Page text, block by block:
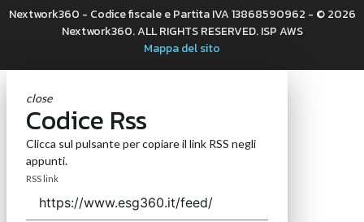
Nextwork360 - Codice fiscale e Partita IVA 13868590962 - © 2026
Nextwork360. ALL RIGHTS RESERVED. ISP AWS
Mappa del sito
close
Codice Rss
Clicca sul pulsante per copiare il link RSS negli
appunti.
RSS link